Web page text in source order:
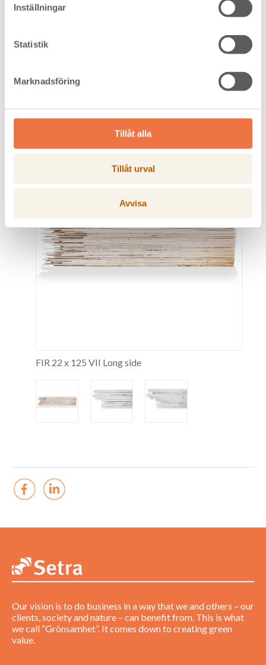
Inställningar
Statistik
Marknadsföring
Tillåt alla
Tillåt urval
Avvisa
FIR 22 x 125 RWL VI Long side
SPRUCE 22 x 125 VII
FIR 22 x 125 VII Long side
Our vision is to do business in a way that we and others – our
clients, society and nature – can benefit from. This is what
we call “Grönsamhet”. It comes down to creating green
value.